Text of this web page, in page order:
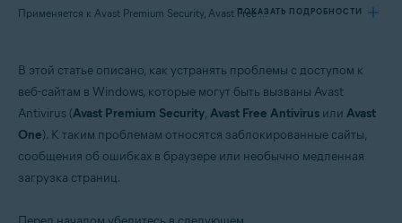
Применяется к Avast Premium Security, Avast Free Antivirus, Avast One
ПОКАЗАТЬ ПОДРОБНОСТИ
Avast Free Antivirus
Avast One
Операционные системы:
В этой статье описано, как устранять проблемы с доступом к
веб-сайтам в Windows, которые могут быть вызваны Avast
Antivirus (Avast Premium Security, Avast Free Antivirus или Avast
One). К таким проблемам относятся заблокированные сайты,
сообщения об ошибках в браузере или необычно медленная
загрузка страниц.